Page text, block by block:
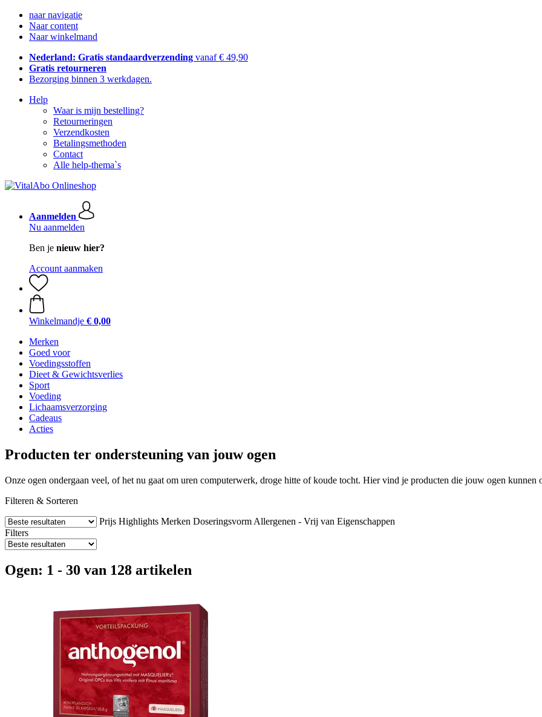
naar navigatie
Naar content
Naar winkelmand
Nederland: Gratis standaardverzending vanaf € 49,90
Gratis retourneren
Bezorging binnen 3 werkdagen.
Help
Waar is mijn bestelling?
Retourneringen
Verzendkosten
Betalingsmethoden
Contact
Alle help-thema`s
Aanmelden
Nu aanmelden
Ben je nieuw hier?
Account aanmaken
Winkelmandje € 0,00
Merken
Goed voor
Voedingsstoffen
Dieet & Gewichtsverlies
Sport
Voeding
Lichaamsverzorging
Cadeaus
Acties
Producten ter ondersteuning van jouw ogen
Onze ogen ondergaan veel, of het nu gaat om uren computerwerk, droge hitte of koude tocht. Hier vind je producten die jouw ogen kunnen
Filteren & Sorteren
Prijs Highlights Merken Doseringsvorm Allergenen - Vrij van Eigenschappen
Filters
Ogen: 1 - 30 van 128 artikelen